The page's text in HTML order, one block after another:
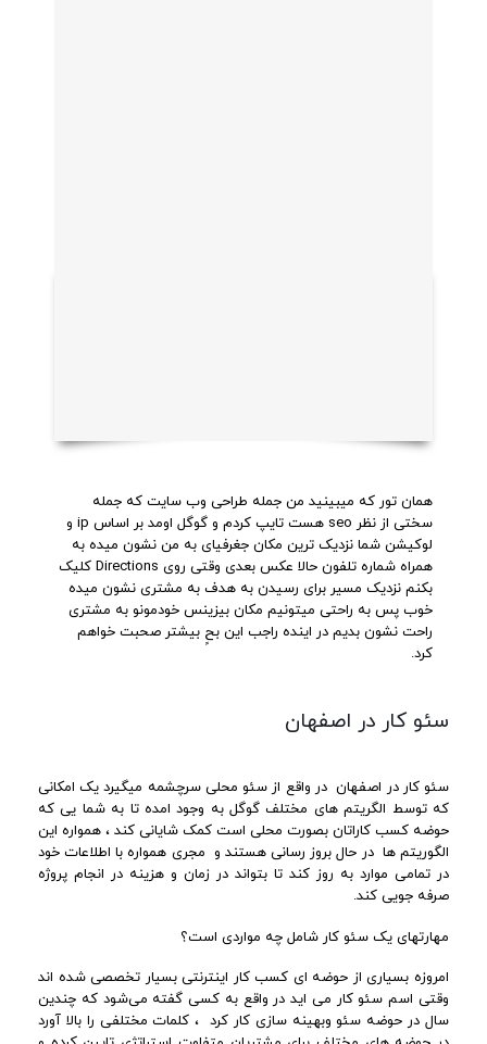
همان تور که میبینید من جمله طراحی وب سایت که جمله
سختی از نظر seo هست تایپ کردم و گوگل اومد بر اساس ip و
لوکیشن شما نزدیک ترین مکان جغرفیای به من نشون میده به
همراه شماره تلفون حالا عکس بعدی وقتی روی Directions کلیک
بکنم نزدیک مسیر برای رسیدن به هدف به مشتری نشون میده
خوب پس به راحتی میتونیم مکان بیزینس خودمونو به مشتری
راحت نشون بدیم در اینده راجب این بحٍ بیشتر صحبت خواهم
کرد.
سئو کار در اصفهان
سئو کار در اصفهان در واقع از سئو محلی سرچشمه میگیرد یک امکانی
که توسط الگریتم های مختلف گوگل به وجود امده تا به شما یی که
حوضه کسب کاراتان بصورت محلی است کمک شایانی کند ، همواره این
الگوریتم ها در حال بروز رسانی هستند و مجری همواره با اطلاعات خود
در تمامی موارد به روز کند تا بتواند در زمان و هزینه در انجام پروژه
صرفه جویی کند.
مهارتهای یک سئو کار شامل چه مواردی است؟
امروزه بسیاری از حوضه ای کسب کار اینترنتی بسیار تخصصی شده اند
وقتی اسم سئو کار می اید در واقع به کسی گفته می‌شود که چندین
سال در حوضه سئو وبهینه سازی کار کرد ، کلمات مختلفی را بالا آورد